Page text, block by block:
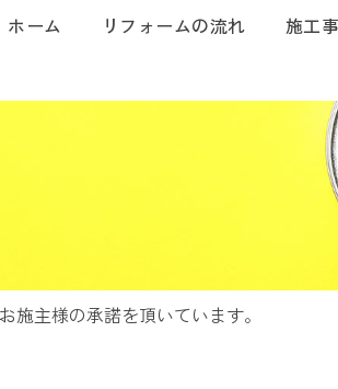
ホーム リフォームの流れ 施工
主様の承諾を頂いています。